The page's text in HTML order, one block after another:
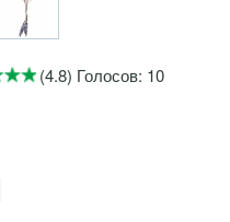
(4.8) Голосов: 10